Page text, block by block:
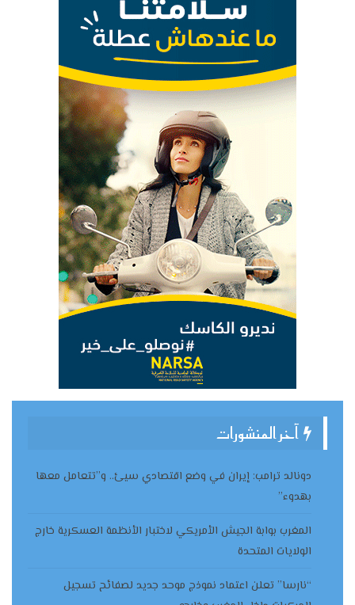
آخر المنشورات
دونالد ترامب: إيران في وضع اقتصادي سيئ.. و”تتعامل معها
بهدوء”
المغرب بوابة الجيش الأمريكي لاختبار الأنظمة العسكرية خارج
الولايات المتحدة
“نارسا” تعلن اعتماد نموذج موحد جديد لصفائح تسجيل